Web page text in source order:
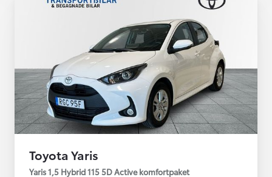
Toyota Yaris
Yaris 1,5 Hybrid 115 5D Active komfortpaket